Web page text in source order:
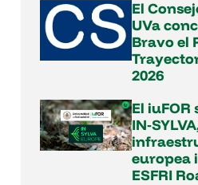
El
UVa
Bravo el
2026
El
europea
ESFRI